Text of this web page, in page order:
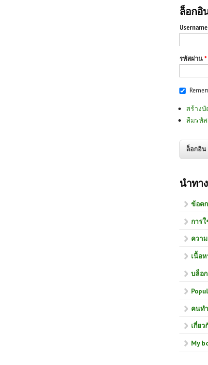
ล็อกอิ
รหัสผ่าน *
สร้าง
ลืมรหั
นำทาง
ข้อต
การ
ควา
เนื้อ
บล็อ
คนท
เกี่ย
My